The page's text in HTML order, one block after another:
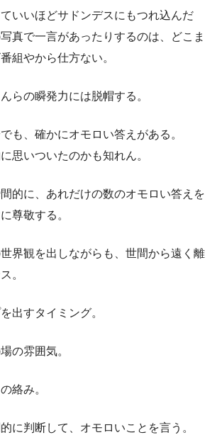
いいほどサドンデスにもつれ込んだ
真で一言があったりするのは、どこま
組やから仕方ない。
らの瞬発力には脱帽する。
も、確かにオモロい答えがある。
思いついたのかも知れん。
的に、あれだけの数のオモロい答えを
尊敬する。
界観を出しながらも、世間から遠く離
。
出すタイミング。
の雰囲気。
絡み。
に判断して、オモロいことを言う。